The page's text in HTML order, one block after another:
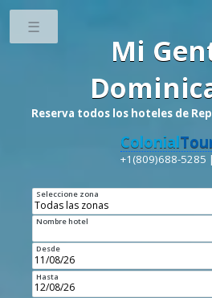
Mi
Reserva todos los hoteles de
Colonial
+1(809)688-5285 |
Seleccione zona
Nombre hotel
Desde
Hasta